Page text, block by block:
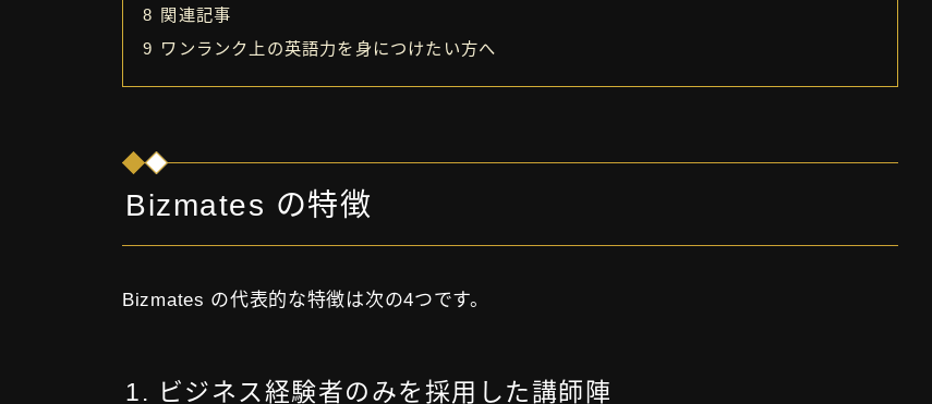
8 関連記事
9 ワンランク上の英語力を身につけたい方へ
Bizmates の特徴
Bizmates の代表的な特徴は次の4つです。
1. ビジネス経験者のみを採用した講師陣